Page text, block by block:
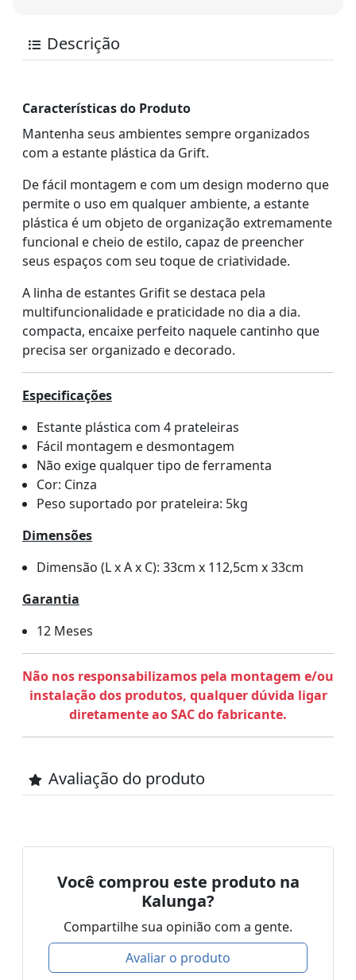
Descrição
Características do Produto
Mantenha seus ambientes sempre organizados
com a estante plástica da Grift.
De fácil montagem e com um design moderno que
permite o uso em qualquer ambiente, a estante
plástica é um objeto de organização extremamente
funcional e cheio de estilo, capaz de preencher
seus espaços com seu toque de criatividade.
A linha de estantes Grifit se destaca pela
multifuncionalidade e praticidade no dia a dia.
compacta, encaixe perfeito naquele cantinho que
precisa ser organizado e decorado.
Especificações
Estante plástica com 4 prateleiras
Fácil montagem e desmontagem
Não exige qualquer tipo de ferramenta
Cor: Cinza
Peso suportado por prateleira: 5kg
Dimensões
Dimensão (L x A x C): 33cm x 112,5cm x 33cm
Garantia
12 Meses
Não nos responsabilizamos pela montagem e/ou
instalação dos produtos, qualquer dúvida ligar
diretamente ao SAC do fabricante.
Avaliação do produto
Você comprou este produto na
Kalunga?
Compartilhe sua opinião com a gente.
Avaliar o produto